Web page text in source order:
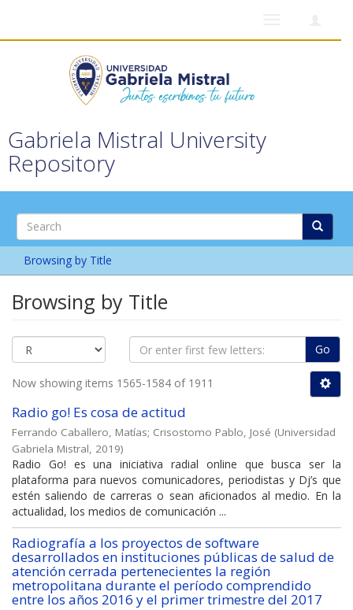
Gabriela Mistral University
Repository
Browsing by Title
Browsing by Title
Go
Now showing items 1565-1584 of 1911
Radio go! Es cosa de actitud
Ferrando Caballero, Matías; Crisostomo Pablo, José (Universidad
Gabriela Mistral, 2019)
Radio Go! es una iniciativa radial online que busca ser la
plataforma para nuevos comunicadores, periodistas y Dj’s que
estén saliendo de carreras o sean aﬁcionados al medio. En la
actualidad, los medios de comunicación ...
Radiografía a los proyectos de software
desarrollados en instituciones públicas de salud de
atención cerrada pertenecientes la región
metropolitana durante el período comprendido
entre los años 2016 y el primer trimestre del 2017